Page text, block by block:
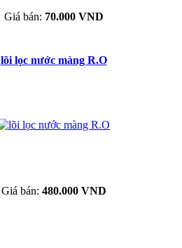
Giá bán: 70.000 VND
lõi lọc nước màng R.O
Giá bán: 480.000 VND